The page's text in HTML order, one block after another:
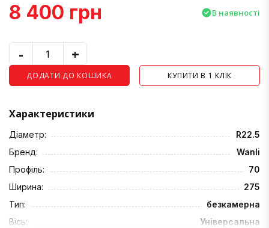
8 400 грн В наявності
- +
ДОДАТИ ДО КОШИКА КУПИТИ В 1 КЛІК
Характеристики
Діаметр:
R22.5
Бренд:
Wanli
Профіль:
70
Ширина:
275
Тип:
безкамерна
Вісь:
Універсальна